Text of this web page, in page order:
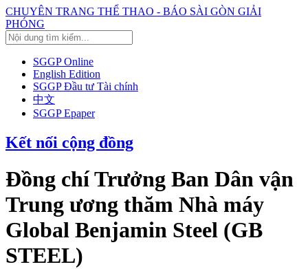
CHUYÊN TRANG THỂ THAO - BÁO SÀI GÒN GIẢI
PHÓNG
SGGP Online
English Edition
SGGP Đầu tư Tài chính
中文
SGGP Epaper
Kết nối cộng đồng
Đồng chí Trưởng Ban Dân vận
Trung ương thăm Nhà máy
Global Benjamin Steel (GB
STEEL)